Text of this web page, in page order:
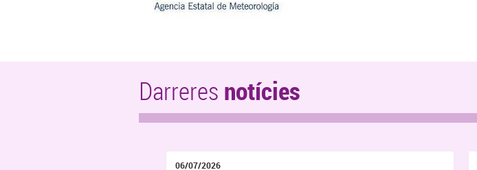
Darreres notícies
06/07/2026